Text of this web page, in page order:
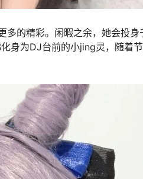
的精彩。闲暇之余，她会投
身为DJ台前的小jing灵，随着